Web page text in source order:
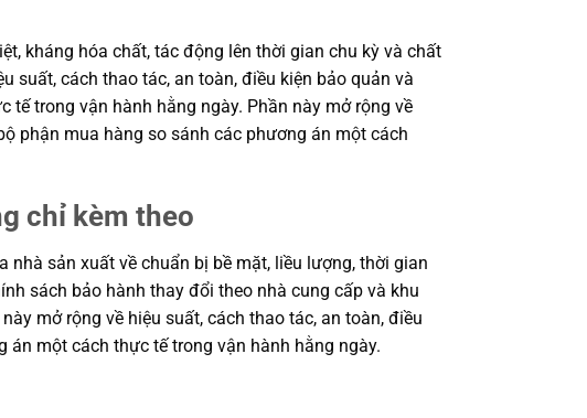
kháng hóa chất, tác động lên thời gian chu kỳ và chất
suất, cách thao tác, an toàn, điều kiện bảo quản và
trong vận hành hằng ngày. Phần này mở rộng về
phận mua hàng so sánh các phương án một cách
chỉ kèm theo
sản xuất về chuẩn bị bề mặt, liều lượng, thời gian
sách bảo hành thay đổi theo nhà cung cấp và khu
mở rộng về hiệu suất, cách thao tác, an toàn, điều
một cách thực tế trong vận hành hằng ngày.